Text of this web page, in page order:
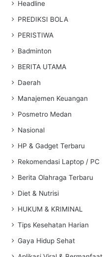
Headline
PREDIKSI BOLA
PERISTIWA
Badminton
BERITA UTAMA
Daerah
Manajemen Keuangan
Posmetro Medan
Nasional
HP & Gadget Terbaru
Rekomendasi Laptop / PC
Berita Olahraga Terbaru
Diet & Nutrisi
HUKUM & KRIMINAL
Tips Kesehatan Harian
Gaya Hidup Sehat